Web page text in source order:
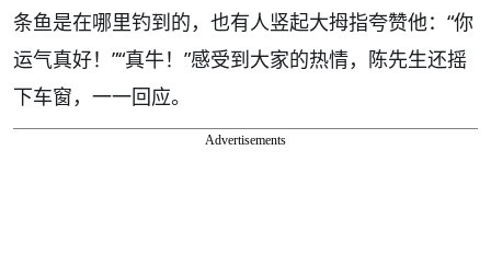
条鱼是在哪里钓到的，也有人竖起大拇指夸赞他：“你
运气真好！”“真牛！”感受到大家的热情，陈先生还摇
下车窗，一一回应。
Advertisements